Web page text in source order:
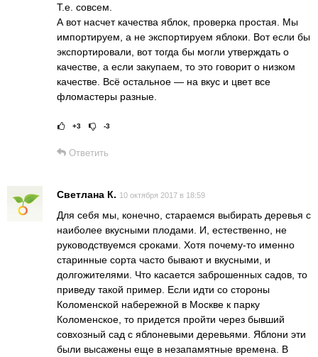
Т.е. совсем.
А вот насчет качества яблок, проверка простая. Мы
импортируем, а не экспортируем яблоки. Вот если бы
экспортировали, вот тогда бы могли утверждать о
качестве, а если закупаем, то это говорит о низком
качестве. Всё остальное — на вкус и цвет все
фломастеры разные.
Рейтинг статьи:
+3 -3
Ответить
Светлана К. 10 октября 2017 в 18:59
Для себя мы, конечно, стараемся выбирать деревья с
наиболее вкусными плодами. И, естественно, не
руководствуемся сроками. Хотя почему-то именно
старинные сорта часто бывают и вкусными, и
долгожителями. Что касается заброшенных садов, то
приведу такой пример. Если идти со стороны
Коломенской набережной в Москве к парку
Коломенское, то придется пройти через бывший
совхозный сад с яблоневыми деревьями. Яблони эти
были высажены еще в незапамятные времена. В